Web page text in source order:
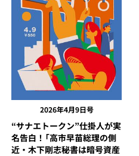
2026年4月9日号
“サナエトークン”仕掛人が実
名告白！「高市早苗総理の側
近・木下剛志秘書は暗号資産